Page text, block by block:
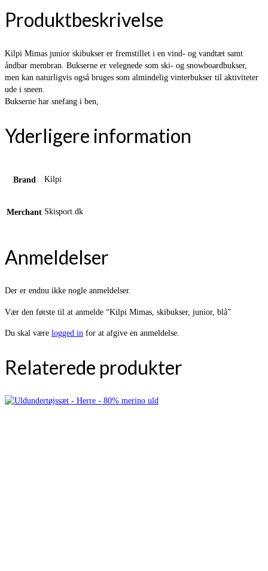
Produktbeskrivelse
Kilpi Mimas junior skibukser er fremstillet i en vind- og vandtæt samt
åndbar membran. Bukserne er velegnede som ski- og snowboardbukser,
men kan naturligvis også bruges som almindelig vinterbukser til aktiviteter
ude i sneen.
Bukserne har snefang i ben,
Yderligere information
Brand Kilpi
Merchant Skisport.dk
Anmeldelser
Der er endnu ikke nogle anmeldelser.
Vær den første til at anmelde “Kilpi Mimas, skibukser, junior, blå”
Du skal være logged in for at afgive en anmeldelse.
Relaterede produkter